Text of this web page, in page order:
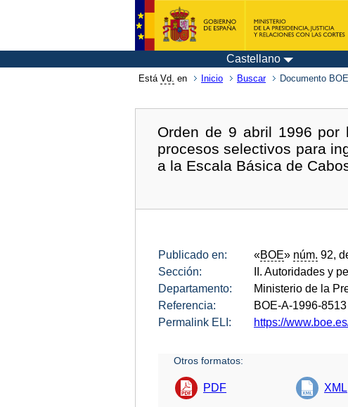
Castellano
Está Vd. en Inicio Buscar Documento
Orden de 9 abril 1996 por
procesos selectivos para
a la Escala Básica de
Publicado en: «BOE» núm. 92,
Sección:
II. Autoridades y
Departamento:
Ministerio de la
Referencia:
BOE-A-1996-8513
Permalink ELI:
https://
Otros formatos:
PDF XML